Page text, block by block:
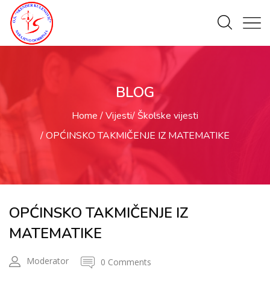
BLOG
Home Vijesti Školske vijesti
OPĆINSKO TAKMIČENJE IZ MATEMATIKE
OPĆINSKO TAKMIČENJE IZ
MATEMATIKE
Moderator 0 Comments